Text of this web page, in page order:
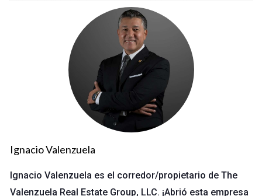
desglosaremos el concepto de responsabilidad legal del
vendedor y cómo afecta a los compradores, brindándote así
las herramientas necesarias para navegar este complejo
Responsabilidad del Vendedor
Cuando un vendedor decide poner su propiedad en el
mercado, tiene la obligación legal de revelar ciertos aspectos
que podrían afectar la decisión del comprador. Esto incluye
defecto significativo que pueda influir en el valor o
Ignacio Valenzuela
Ignacio Valenzuela es el corredor/propietario de The
Valenzuela Real Estate Group, LLC. ¡Abrió esta empresa